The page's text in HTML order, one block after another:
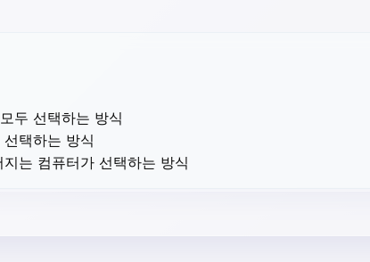
두 선택하는 방식
택하는 방식
는 컴퓨터가 선택하는 방식